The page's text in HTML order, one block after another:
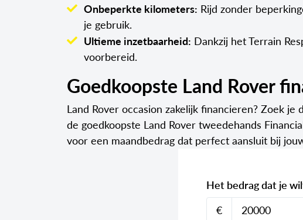
Onbeperkte kilometers: Rijd zonder
je gebruik.
Ultieme inzetbaarheid: Dankzij het Terrain
voorbereid.
Goedkoopste Land Rover
Land Rover occasion zakelijk financieren? Zoek
de goedkoopste Land Rover tweedehands
voor een maandbedrag dat perfect aansluit bij
Het bedrag dat je
€